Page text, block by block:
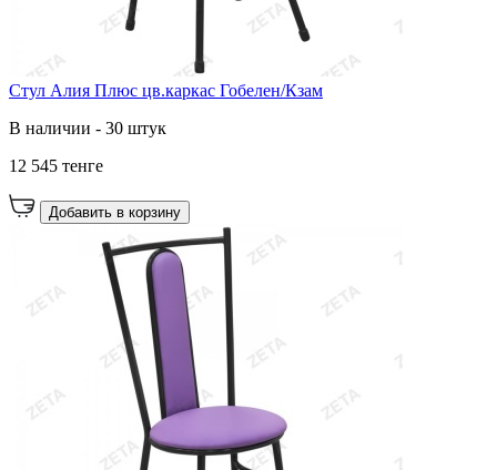
Стул Алия Плюс цв.каркас Гобелен/Кзам
В наличии - 30 штук
12 545 тенге
Добавить в корзину